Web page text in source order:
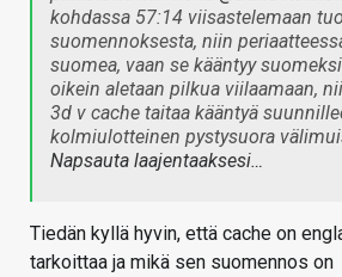
kohdassa 57:14 viisastelemaan
suomennoksesta, niin
suomea, vaan se kääntyy
oikein aletaan pilkua viilaamaan,
3d v cache taitaa kääntyä
kolmiulotteinen pystysuora
Napsauta laajentaaksesi…
Tiedän kyllä hyvin, että cache on
tarkoittaa ja mikä sen suomennos on